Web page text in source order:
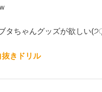
タちゃんグッズが欲しい
きドリル